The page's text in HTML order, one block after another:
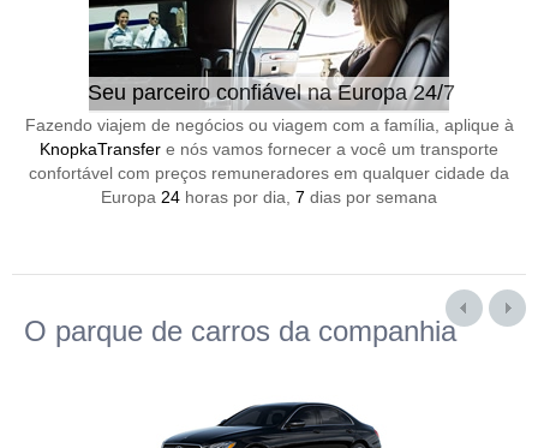
Seu parceiro confiável na Europa 24/7
Fazendo viajem de negócios ou viagem com a família, aplique à
KnopkaTransfer e nós vamos fornecer a você um transporte
confortável com preços remuneradores em qualquer cidade da
Europa 24 horas por dia, 7 dias por semana
O parque de carros da companhia